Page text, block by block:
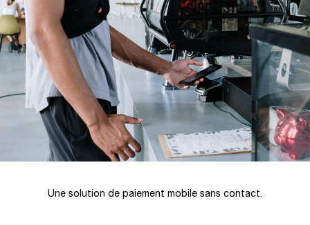
Une solution de paiement mobile sans contact.